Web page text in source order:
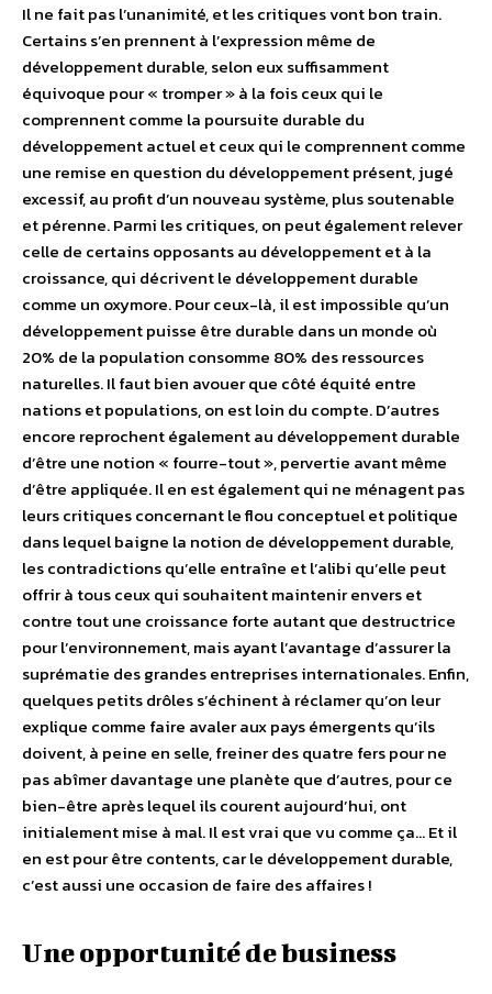
Il ne fait pas l’unanimité, et les critiques vont bon train.
Certains s’en prennent à l’expression même de
développement durable, selon eux suffisamment
équivoque pour « tromper » à la fois ceux qui le
comprennent comme la poursuite durable du
développement actuel et ceux qui le comprennent comme
une remise en question du développement présent, jugé
excessif, au profit d’un nouveau système, plus soutenable
et pérenne. Parmi les critiques, on peut également relever
celle de certains opposants au développement et à la
croissance, qui décrivent le développement durable
comme un oxymore. Pour ceux-là, il est impossible qu’un
développement puisse être durable dans un monde où
20% de la population consomme 80% des ressources
naturelles. Il faut bien avouer que côté équité entre
nations et populations, on est loin du compte. D’autres
encore reprochent également au développement durable
d’être une notion « fourre-tout », pervertie avant même
d’être appliquée. Il en est également qui ne ménagent pas
leurs critiques concernant le flou conceptuel et politique
dans lequel baigne la notion de développement durable,
les contradictions qu’elle entraîne et l’alibi qu’elle peut
offrir à tous ceux qui souhaitent maintenir envers et
contre tout une croissance forte autant que destructrice
pour l’environnement, mais ayant l’avantage d’assurer la
suprématie des grandes entreprises internationales. Enfin,
quelques petits drôles s’échinent à réclamer qu’on leur
explique comme faire avaler aux pays émergents qu’ils
doivent, à peine en selle, freiner des quatre fers pour ne
pas abîmer davantage une planète que d’autres, pour ce
bien-être après lequel ils courent aujourd’hui, ont
initialement mise à mal. Il est vrai que vu comme ça… Et il
en est pour être contents, car le développement durable,
c’est aussi une occasion de faire des affaires !
Une opportunité de business